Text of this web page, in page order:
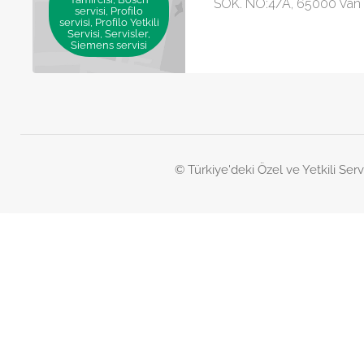
servisi, Profilo
servisi, Profilo Yetkili
Servisi, Servisler,
Siemens servisi
SOK. NO:4/A, 65000 Van
© Türkiye'deki Özel ve Yetkili